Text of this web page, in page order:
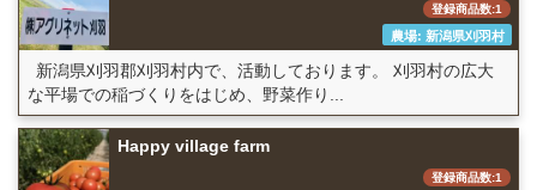
登録商品数:1
農場: 新潟県刈羽村
新潟県刈羽郡刈羽村内で、活動しております。 刈羽村の広大
な平場での稲づくりをはじめ、野菜作り...
Happy village farm
登録商品数:1